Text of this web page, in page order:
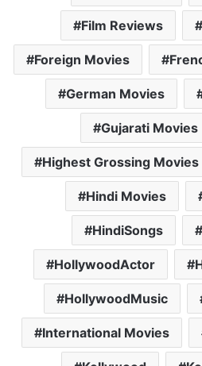
Film Reviews
Foreign Movies
German Movies
Gujarati Movies
Highest Grossing Movies
Hindi Movies
HindiSongs
HollywoodActor
HollywoodMusic
International Movies